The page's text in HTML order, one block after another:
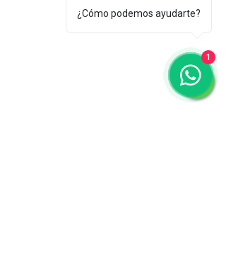
¿Cómo podemos ayudarte?
1